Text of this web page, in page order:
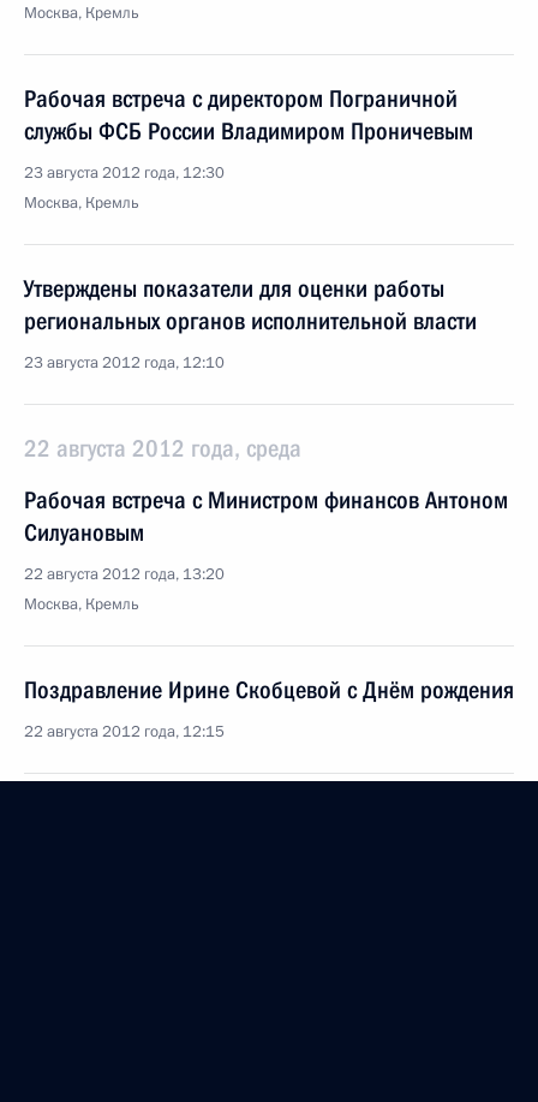
Москва, Кремль
Рабочая встреча с директором Пограничной
службы ФСБ России Владимиром Проничевым
23 августа 2012 года, 12:30
Москва, Кремль
Утверждены показатели для оценки работы
региональных органов исполнительной власти
23 августа 2012 года, 12:10
22 августа 2012 года, среда
Рабочая встреча с Министром финансов Антоном
Силуановым
22 августа 2012 года, 13:20
Москва, Кремль
Поздравление Ирине Скобцевой с Днём рождения
22 августа 2012 года, 12:15